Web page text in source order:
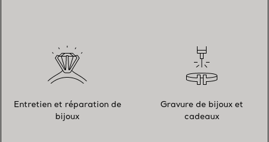
Entretien et réparation de
bijoux
Gravure de bijoux et
cadeaux